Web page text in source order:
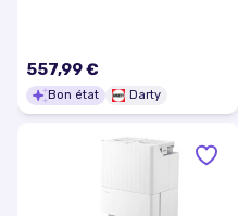
557,99 €
Bon état Darty